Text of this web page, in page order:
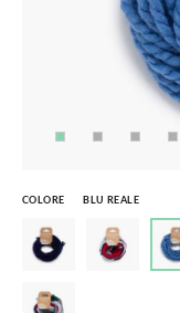
COLORE BLU REALE